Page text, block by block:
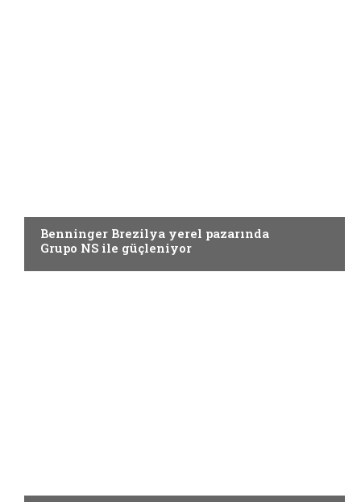
Benninger Brezilya yerel pazarında
Grupo NS ile güçleniyor